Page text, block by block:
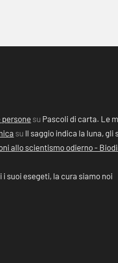
su Pascoli di carta. Le
su Il saggio indica la luna,
allo scientismo odierno -
suoi esegeti, la cura siamo noi